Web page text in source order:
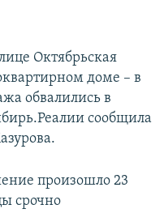
Октябрьская
доме – в
обвалились в
сообщила
произошло 23
срочно